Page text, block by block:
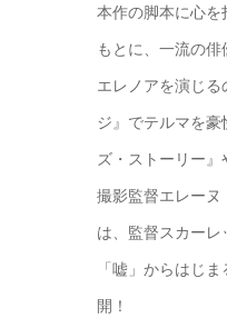
本作の脚本に心
もとに、一流の俳
エレノアを演じ
ジ』でテルマを
ズ・ストーリー
撮影監督エレー
は、監督スカーレ
「嘘」からはじ
開！